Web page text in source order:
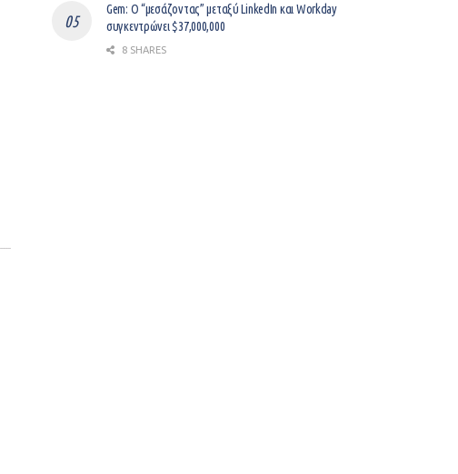
Gem: Ο “μεσάζοντας” μεταξύ LinkedIn και Workday
συγκεντρώνει $37,000,000
8 SHARES